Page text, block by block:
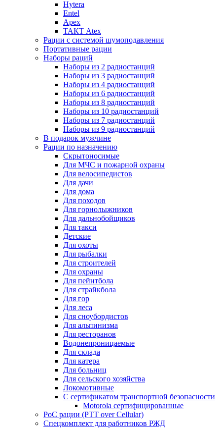
Hytera
Entel
Apex
ТАКТ Atex
Рации с системой шумоподавления
Портативные рации
Наборы раций
Наборы из 2 радиостанций
Наборы из 3 радиостанций
Наборы из 4 радиостанций
Наборы из 6 радиостанций
Наборы из 8 радиостанций
Наборы из 10 радиостанций
Наборы из 7 радиостанций
Наборы из 9 радиостанций
В подарок мужчине
Рации по назначению
Скрытоносимые
Для МЧС и пожарной охраны
Для велосипедистов
Для дачи
Для дома
Для походов
Для горнолыжников
Для дальнобойщиков
Для такси
Детские
Для охоты
Для рыбалки
Для строителей
Для охраны
Для пейнтбола
Для страйкбола
Для гор
Для леса
Для сноубордистов
Для альпинизма
Для ресторанов
Водонепроницаемые
Для склада
Для катера
Для больниц
Для сельского хозяйства
Локомотивные
С сертификатом транспортной безопасности
Motorola сертифицированные
PoC рации (PTT over Cellular)
Спецкомплект для работников РЖД